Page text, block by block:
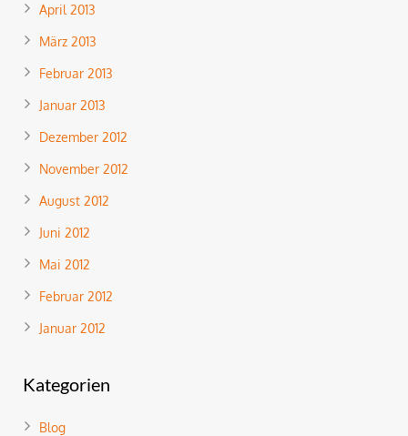
April 2013
März 2013
Februar 2013
Januar 2013
Dezember 2012
November 2012
August 2012
Juni 2012
Mai 2012
Februar 2012
Januar 2012
Kategorien
Blog